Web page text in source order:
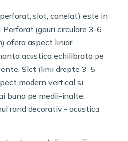
slot, canelat) este in
(gauri circulare 3-6
ofera aspect liniar
acustica echilibrata pe
Slot (linii drepte 3-5
modern vertical si
buna pe medii-inalte.
rand decorativ - acustica